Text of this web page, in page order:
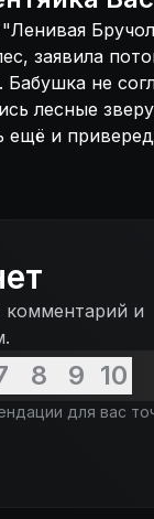
заявила
не
лесные
ещё и
комментарий и
8 9 10
для вас